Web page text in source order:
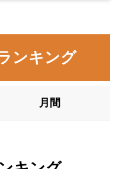
ンキング
月間